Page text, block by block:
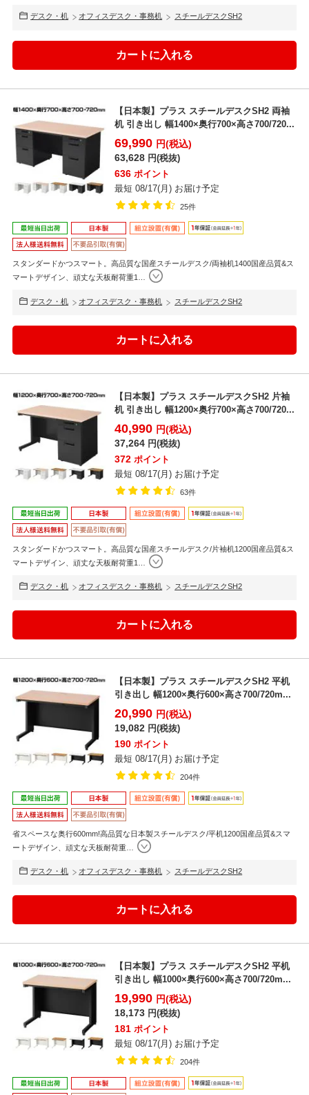
デスク・机 オフィスデスク・事務机 スチールデスクSH2
【日本製】プラス スチールデスクSH2 両袖
机 引き出し 幅1400×奥行700×高さ700/720...
69,990 円(税込)
63,628 円(税抜)
636 ポイント
最短 08/17(月) お届け予定
25件
スタンダードかつスマート。高品質な国産スチールデスク/両袖机1400国産品質&ス
マートデザイン、頑丈な天板耐荷重1…
デスク・机 オフィスデスク・事務机 スチールデスクSH2
【日本製】プラス スチールデスクSH2 片袖
机 引き出し 幅1200×奥行700×高さ700/720...
40,990 円(税込)
37,264 円(税抜)
372 ポイント
最短 08/17(月) お届け予定
63件
スタンダードかつスマート。高品質な国産スチールデスク/片袖机1200国産品質&ス
マートデザイン、頑丈な天板耐荷重1
デスク・机 オフィスデスク・事務机 スチールデスクSH2
【日本製】プラス スチールデスクSH2 平机
引き出し 幅1200×奥行600×高さ700/720m...
20,990 円(税込)
19,082 円(税抜)
190 ポイント
最短 08/17(月) お届け予定
204件
省スペースな奥行600mm!高品質な日本製スチールデスク/平机1200国産品質&スマ
ートデザイン、頑丈な天板耐荷重…
デスク・机 オフィスデスク・事務机 スチールデスクSH2
【日本製】プラス スチールデスクSH2 平机
引き出し 幅1000×奥行600×高さ700/720m...
19,990 円(税込)
18,173 円(税抜)
181 ポイント
最短 08/17(月) お届け予定
204件